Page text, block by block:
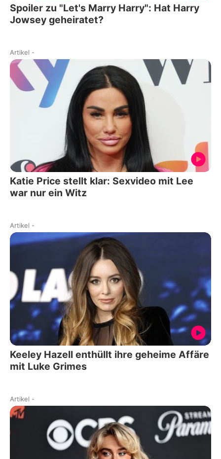
Spoiler zu "Let's Marry Harry": Hat Harry
Jowsey geheiratet?
Artikel -
Katie Price stellt klar: Sexvideo mit Lee
war nur ein Witz
Artikel -
Keeley Hazell enthüllt ihre geheime Affäre
mit Luke Grimes
Artikel -